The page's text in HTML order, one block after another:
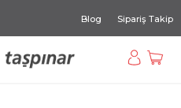
Blog Sipariş Takip